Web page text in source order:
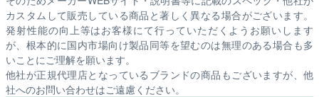
カスタムして販売している商品と著しく異なる場合がございます。
発射性能の向上等はお客様にて行っていただくようお願いします
が、根本的に国内市場向け製品同等を望むのは無理のある場合も多
いことにご理解を願います。
他社が正規代理店となっているブランドの商品もございますが、他
社へのお問い合わせはご遠慮ください。